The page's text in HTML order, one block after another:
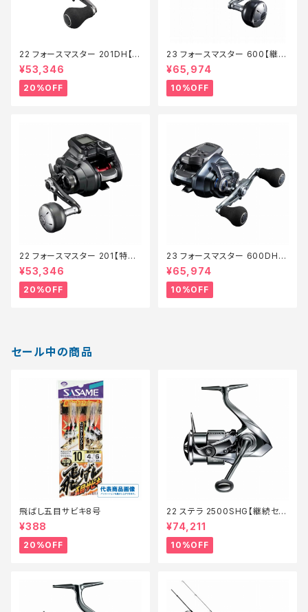
22 フォースマスター 201DH【特
価リール】【20】
¥53,346
20%OFF
23 フォースマスター 600【継続
セール_リール】【10】
¥65,974
10%OFF
22 フォースマスター 201【特価
リール】【20】
¥53,346
20%OFF
23 フォースマスター 600DH
【継続セール_リール】【10】
¥65,974
10%OFF
セール中の商品
飛ばし五目サビキ8号
¥388
20%OFF
22 ステラ 2500SHG【継続セー
ル_リール】【10】
¥74,211
10%OFF